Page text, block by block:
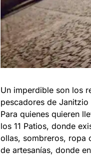
Un imperdible son los
pescadores de
Para quienes quieren
los 11 Patios, donde
ollas, sombreros, ropa
de artesanías, donde